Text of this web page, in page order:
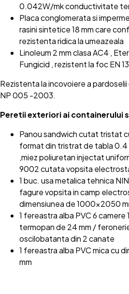
0.042W/mk conductivitate
Placa conglomerata si
rasini sintetice 18 mm care
rezistenta ridica la umeazeala
Linoleum 2 mm clasa AC4 ,
Fungicid , rezistent la foc EN
Rezistenta la incovoiere a
NP 005 -2003.
Peretii exteriori ai containerului
Panou sandwich cutat tristat
format din tristrat de tabla 0.4
,miez poliuretan injectat
9002 cutata vopsita
1 buc. usa metalica tehnica
fagure vopsita in camp
dimensiunea de 1000x2050
1 fereastra alba PVC 6
termopan de 24 mm /
oscilobatanta din 2 canate
1 fereastra alba PVC mica cu
mm